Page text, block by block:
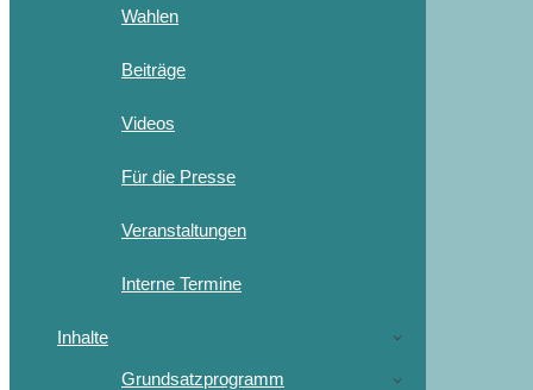
Wahlen
Beiträge
Videos
Für die Presse
Veranstaltungen
Interne Termine
Inhalte
Grundsatzprogramm